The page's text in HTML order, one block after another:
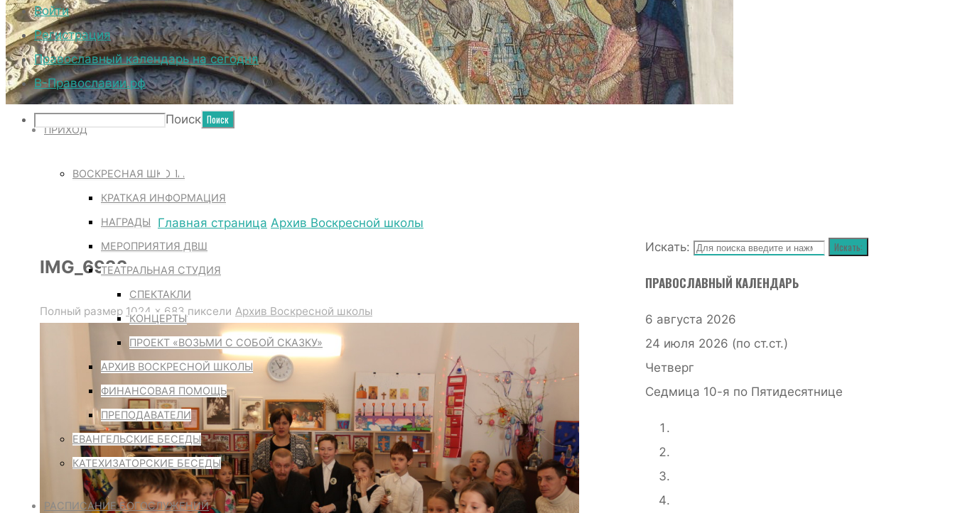
ДУХОВЕНСТВО
НОВОСТИ
ПРИХОД
ВОСКРЕСНАЯ ШКОЛА
КРАТКАЯ ИНФОРМАЦИЯ
НАГРАДЫ
МЕРОПРИЯТИЯ ДВШ
ТЕАТРАЛЬНАЯ СТУДИЯ
СПЕКТАКЛИ
КОНЦЕРТЫ
ПРОЕКТ «ВОЗЬМИ С СОБОЙ СКАЗКУ»
АРХИВ ВОСКРЕСНОЙ ШКОЛЫ
ФИНАНСОВАЯ ПОМОЩЬ
ПРЕПОДАВАТЕЛИ
ЕВАНГЕЛЬСКИЕ БЕСЕДЫ
КАТЕХИЗАТОРСКИЕ БЕСЕДЫ
РАСПИСАНИЕ БОГОСЛУЖЕНИЙ
IMG_6922
Главная страница Архив Воскресной школы
IMG_6922
Полный размер 1024 × 683пиксели Архив Воскресной школы
Искать: Искать:
ПРАВОСЛАВНЫЙ КАЛЕНДАРЬ
6 августа 2026
24 июля 2026 (по ст.ст.)
Четверг
Седмица 10-я по Пятидесятнице
Войти
Регистрация
Православный календарь на сегодня
В-Православии.рф
Поиск